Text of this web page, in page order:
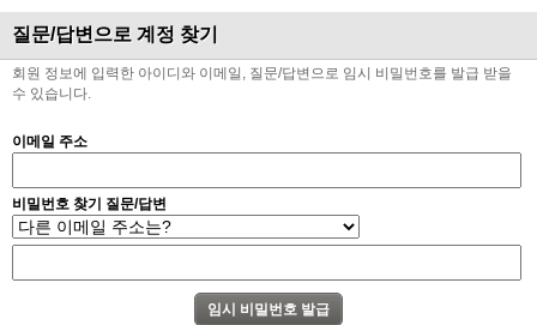
질문/답변으로 계정 찾기
회원 정보에 입력한 아이디와 이메일, 질문/답변으로 임시 비밀번호를 발급 받을
수 있습니다.
이메일 주소
비밀번호 찾기 질문/답변